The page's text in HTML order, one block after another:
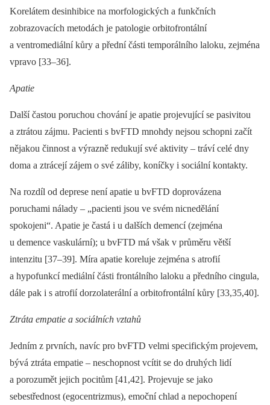
Korelátem desinhibice na morfologických a funkčních
zobrazovacích metodách je patologie orbitofrontální
a ventromediální kůry a přední části temporálního laloku, zejména
vpravo [33–36].
Apatie
Další častou poruchou chování je apatie projevující se pasivitou
a ztrátou zájmu. Pacienti s bvFTD mnohdy nejsou schopni začít
nějakou činnost a výrazně redukují své aktivity –⁠ tráví celé dny
doma a ztrácejí zájem o své záliby, koníčky i sociální kontakty.
Na rozdíl od deprese není apatie u bvFTD doprovázena
poruchami nálady –⁠ „pacienti jsou ve svém nicnedělání
spokojeni“. Apatie je častá i u dalších demencí (zejména
u demence vaskulární); u bvFTD má však v průměru větší
intenzitu [37–39]. Míra apatie koreluje zejména s atrofií
a hypofunkcí mediální části frontálního laloku a předního cingula,
dále pak i s atrofií dorzolaterální a orbitofrontální kůry [33,35,40].
Ztráta empatie a sociálních vztahů
Jedním z prvních, navíc pro bvFTD velmi specifickým projevem,
bývá ztráta empatie –⁠ neschopnost vcítit se do druhých lidí
a porozumět jejich pocitům [41,42]. Projevuje se jako
sebestřednost (egocentrizmus), emoční chlad a nepochopení